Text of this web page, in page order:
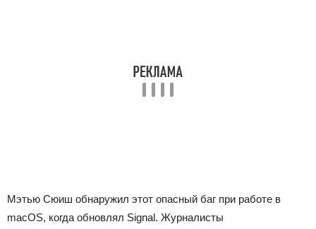
Мэтью Сюиш обнаружил этот опасный баг при работе в
macOS, когда обновлял Signal. Журналисты